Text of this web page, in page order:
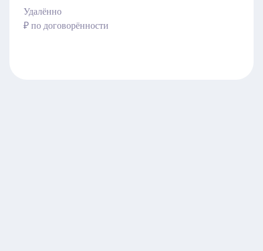
Удалённо
₽ по договорённости